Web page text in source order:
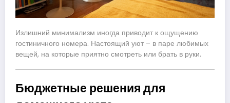
Излишний минимализм иногда приводит к ощущению
гостиничного номера. Настоящий уют – в паре любимых
вещей, на которые приятно смотреть или брать в руки.
Бюджетные решения для